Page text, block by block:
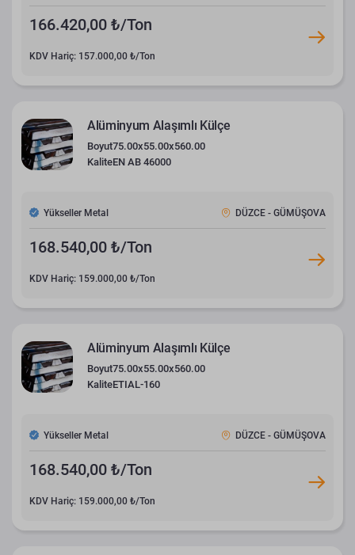
166.420,00 ₺/Ton
KDV Hariç: 157.000,00 ₺/Ton
Alüminyum Alaşımlı Külçe
Boyut75.00x55.00x560.00
KaliteEN AB 46000
Yükseller Metal DÜZCE - GÜMÜŞOVA
168.540,00 ₺/Ton
KDV Hariç: 159.000,00 ₺/Ton
Alüminyum Alaşımlı Külçe
Boyut75.00x55.00x560.00
KaliteETIAL-160
Yükseller Metal DÜZCE - GÜMÜŞOVA
168.540,00 ₺/Ton
KDV Hariç: 159.000,00 ₺/Ton